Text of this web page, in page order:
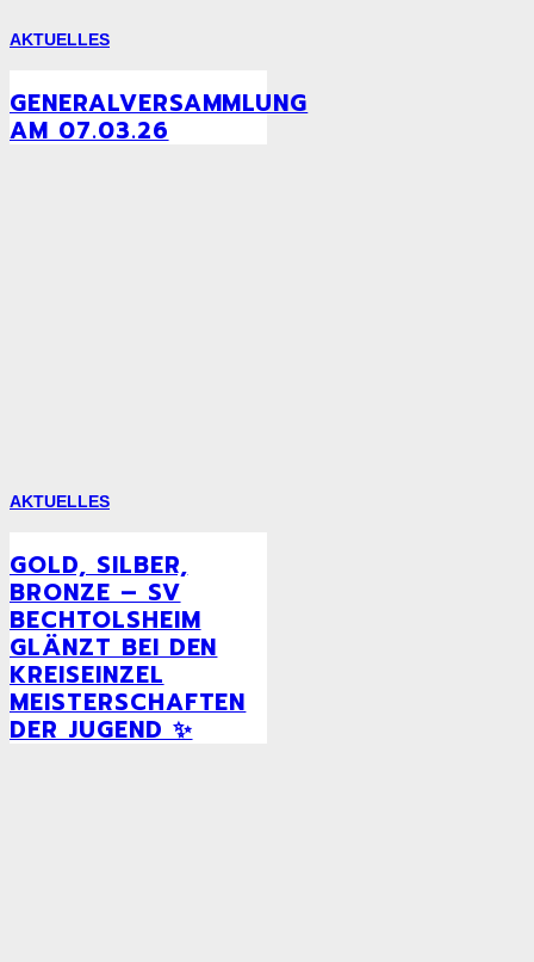
AKTUELLES
GENERALVERSAMMLUNG
AM 07.03.26
AKTUELLES
GOLD, SILBER,
BRONZE – SV
BECHTOLSHEIM
GLÄNZT BEI DEN
KREISEINZEL
MEISTERSCHAFTEN
DER JUGEND ✨